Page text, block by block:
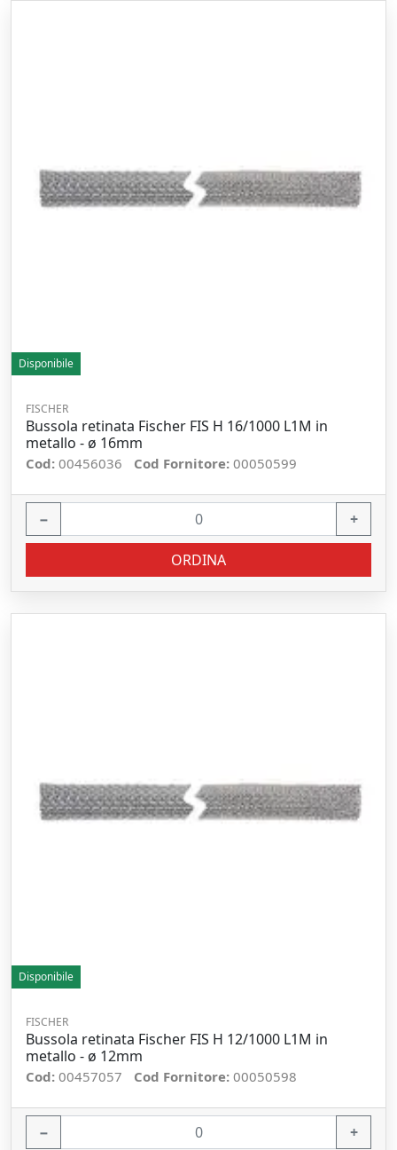
Disponibile
FISCHER
Bussola retinata Fischer FIS H 16/1000 L1M in
metallo - ø 16mm
Cod: 00456036 Cod Fornitore: 00050599
− +
ORDINA
Disponibile
FISCHER
Bussola retinata Fischer FIS H 12/1000 L1M in
metallo - ø 12mm
Cod: 00457057 Cod Fornitore: 00050598
− +